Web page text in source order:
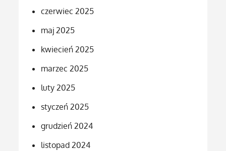
czerwiec 2025
maj 2025
kwiecień 2025
marzec 2025
luty 2025
styczeń 2025
grudzień 2024
listopad 2024